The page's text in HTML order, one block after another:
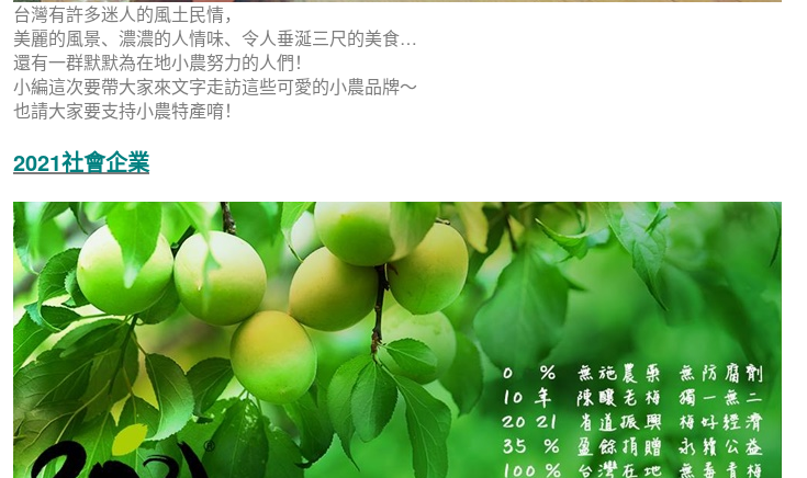
台灣有許多迷人的風土民情，
美麗的風景、濃濃的人情味、令人垂涎三尺的美食…
還有一群默默為在地小農努力的人們！
小編這次要帶大家來文字走訪這些可愛的小農品牌～
也請大家要支持小農特產唷！
2021社會企業